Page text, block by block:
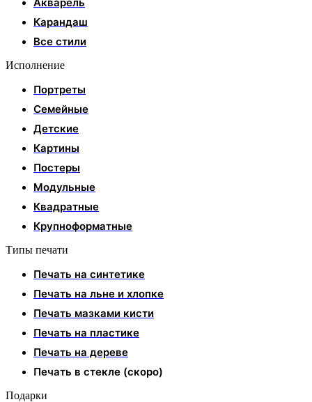
Карандаш
Все стили
Исполнение
Портреты
Семейные
Детские
Картины
Постеры
Модульные
Квадратные
Крупноформатные
Типы печати
Печать на синтетике
Печать на льне и хлопке
Печать мазками кисти
Печать на пластике
Печать на дереве
Печать в стекле (скоро)
Подарки